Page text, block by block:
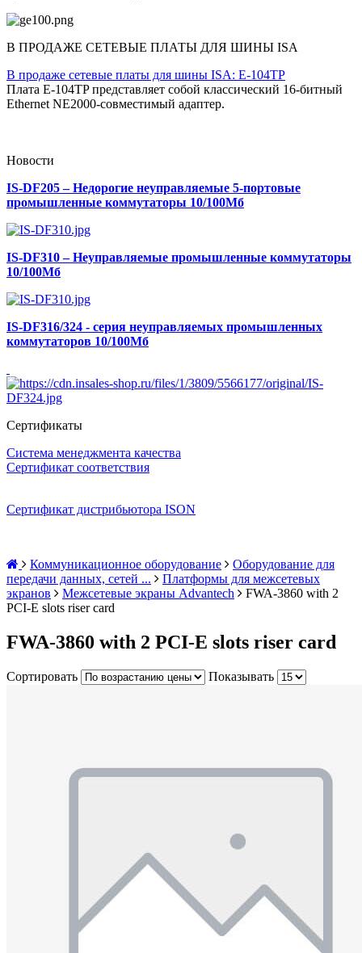
В ПРОДАЖЕ СЕТЕВЫЕ ПЛАТЫ ДЛЯ ШИНЫ ISA
В продаже сетевые платы для шины ISA: E-104TP
Плата E-104TP представляет собой классический 16-битный
Ethernet NE2000-совместимый адаптер.
Новости
IS-DF205 – Недорогие неуправляемые 5-портовые
промышленные коммутаторы 10/100Мб
IS-DF310 – Неуправляемые промышленные коммутаторы
10/100Мб
IS-DF316/324 - серия неуправляемых промышленных
коммутаторов 10/100Мб
Сертификаты
Система менеджмента качества
Сертификат соответствия
Сертификат дистрибьютора ISON
Коммуникационное оборудование
Оборудование для
передачи данных, сетей ...
Платформы для межсетевых
экранов
Межсетевые экраны Advantech
FWA-3860 with 2
PCI-E slots riser card
FWA-3860 with 2 PCI-E slots riser card
Сортировать Показывать